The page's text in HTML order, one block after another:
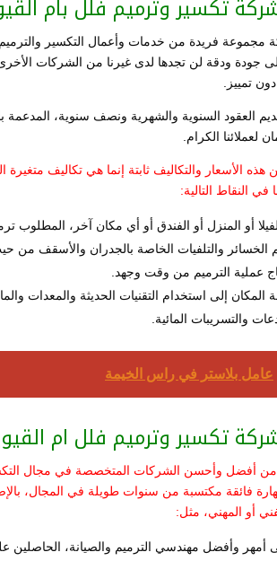
تكسير وترميم فلل بام
مجموعة فريدة من خدمات وأعمال التكسير والترميم
جودة ودقة لن تجدها لدى غيرنا من الشركات
تمييز.
العقود السنوية والشهرية ونصف سنوية،
لعملائنا الكرام.
هذه الأسعار والتكاليف ثابتة إنما هي تكاليف
في النقاط التالية:
أو المنزل أو الفندق أو أي مكان آخر، المطلوب
والتلفيات الخاصة بالجدران والأسقف من
عملية الترميم من وقت وجهد.
إلى استخدام التقنيات الحديثة والمعدات
والتسريبات المائية.
عامل بلاستر في راس الخيمة
تكسير وترميم فلل ام
فائقة مكتسبة من سنوات طويلة في المجال،
أو المهني، مثل:
أمهر وأفضل مهندسي الترميم والصيانة، الحاصلين